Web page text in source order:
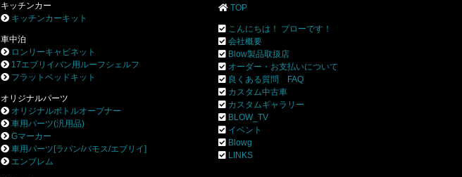
キッチンカー
キッチンカーキット
車中泊
ロンリーキャビネット
17エブリイバン用ルーフシェルフ
フラットベッドキット
オリジナルパーツ
オリジナルボトルオープナー
車用パーツ(汎用品)
Gマーカー
車用パーツ[ラパン/バモス/エブリイ]
エンブレム
TOP
こんにちは！ ブローです！
会社概要
Blow製品取扱店
オーダー・お支払いについて
良くある質問 FAQ
カスタム中古車
カスタムギャラリー
BLOW_TV
イベント
Blowg
LINKS